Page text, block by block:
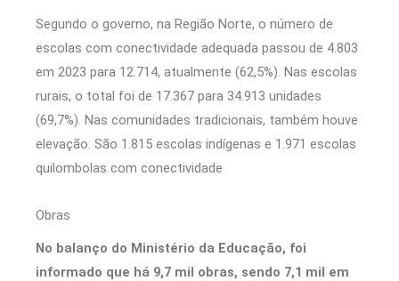
Segundo o governo, na Região Norte, o número de
escolas com conectividade adequada passou de 4.803
em 2023 para 12.714, atualmente (62,5%). Nas escolas
rurais, o total foi de 17.367 para 34.913 unidades
(69,7%). Nas comunidades tradicionais, também houve
elevação. São 1.815 escolas indígenas e 1.971 escolas
quilombolas com conectividade
Obras
No balanço do Ministério da Educação, foi
informado que há 9,7 mil obras, sendo 7,1 mil em